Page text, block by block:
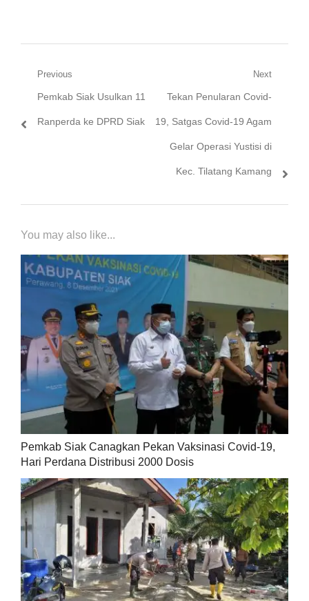
Navigasi
pos
Previous
Previous
post:
Pemkab Siak Usulkan 11
Ranperda ke DPRD Siak
Next
Next
post:
Tekan Penularan Covid-
19, Satgas Covid-19 Agam
Gelar Operasi Yustisi di
Kec. Tilatang Kamang
You may also like...
Pemkab Siak Canagkan Pekan Vaksinasi Covid-19,
Hari Perdana Distribusi 2000 Dosis